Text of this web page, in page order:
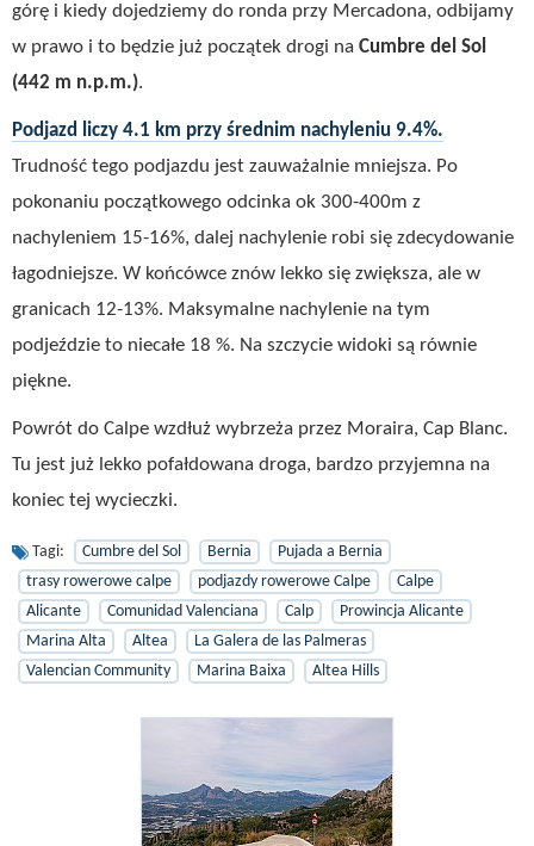
górę i kiedy dojedziemy do ronda przy Mercadona, odbijamy
w prawo i to będzie już początek drogi na Cumbre del Sol
(442 m n.p.m.).
Podjazd liczy 4.1 km przy średnim nachyleniu 9.4%.
Trudność tego podjazdu jest zauważalnie mniejsza. Po
pokonaniu początkowego odcinka ok 300-400m z
nachyleniem 15-16%, dalej nachylenie robi się zdecydowanie
łagodniejsze. W końcówce znów lekko się zwiększa, ale w
granicach 12-13%. Maksymalne nachylenie na tym
podjeździe to niecałe 18 %. Na szczycie widoki są równie
piękne.
Powrót do Calpe wzdłuż wybrzeża przez Moraira, Cap Blanc.
Tu jest już lekko pofałdowana droga, bardzo przyjemna na
koniec tej wycieczki.
Tagi: Cumbre del Sol Bernia
Pujada a Bernia
trasy rowerowe calpe
podjazdy rowerowe Calpe
Calpe
Alicante
Comunidad Valenciana Calp
Prowincja Alicante
Marina Alta
Altea
La Galera de las Palmeras
Valencian Community
Marina Baixa Altea Hills